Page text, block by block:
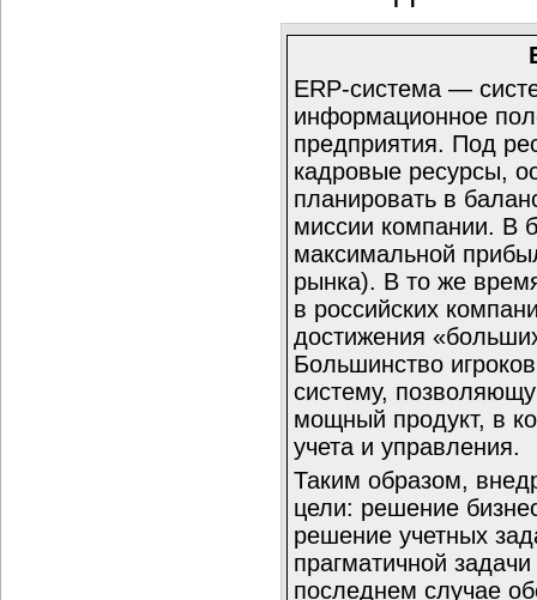
ERP-система —
информационное
предприятия. Под
кадровые ресурсы,
планировать в
миссии компании. В
максимальной
рынка). В то же
в российских
достижения
Большинство
систему,
мощный продукт, в
учета и управления.
Таким образом,
цели: решение
решение учетных
прагматичной
последнем случае